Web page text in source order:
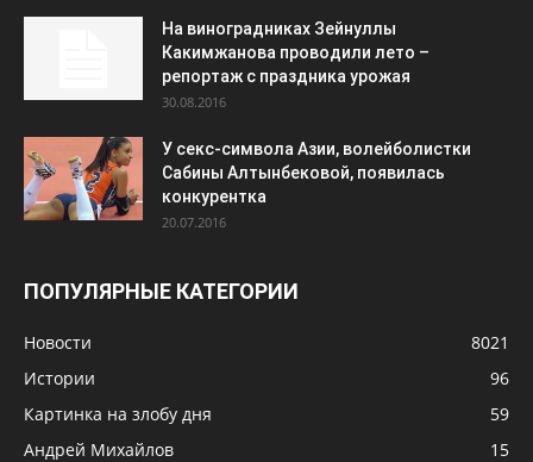
На виноградниках Зейнуллы
Какимжанова проводили лето –
репортаж с праздника урожая
30.08.2016
У секс-символа Азии, волейболистки
Сабины Алтынбековой, появилась
конкурентка
20.07.2016
ПОПУЛЯРНЫЕ КАТЕГОРИИ
Новости
8021
Истории
96
Картинка на злобу дня
59
Андрей Михайлов
15